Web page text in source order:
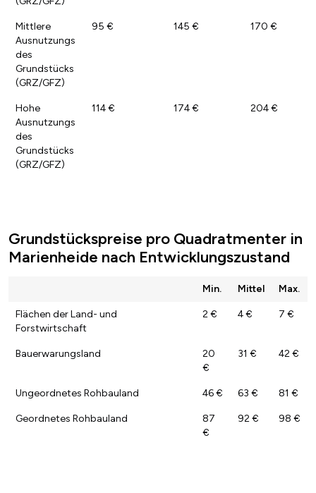
Mittlere
Ausnutzungs
des
Grundstücks
(GRZ/GFZ)
95 € 145 € 170 €
Hohe
Ausnutzungs
des
Grundstücks
(GRZ/GFZ)
114 € 174 € 204 €
Grundstückspreise pro Quadratmenter in
Marienheide nach Entwicklungszustand
Min. Mittel Max.
Flächen der Land- und
Forstwirtschaft
2 € 4 € 7 €
Bauerwarungsland
20
€
31 € 42 €
Ungeordnetes Rohbauland 46 € 63 € 81 €
Geordnetes Rohbauland
87
€
92 € 98 €